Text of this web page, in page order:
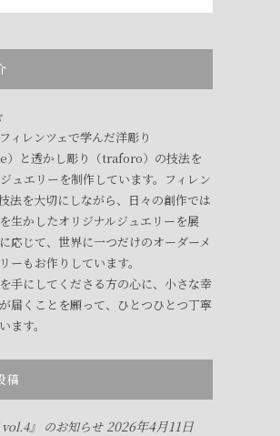
ィレンツェで学んだ洋彫り
）と透かし彫り（traforo）の技法を
ュエリーを制作しています。フィレン
法を大切にしながら、日々の創作では
生かしたオリジナルジュエリーを展
応じて、世界に一つだけのオーダーメ
ーもお作りしています。
手にしてくださる方の心に、小さな幸
届くことを願って、ひとつひとつ丁寧
ます。
稿
vol.4』 のお知らせ 2026年4月11日